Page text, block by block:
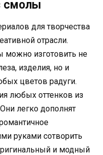
смолы
для творчества
отрасли.
можно изготовить не
изделия, но и
цветов радуги.
любых оттенков из
легко дополнят
руками сотворить
и модный